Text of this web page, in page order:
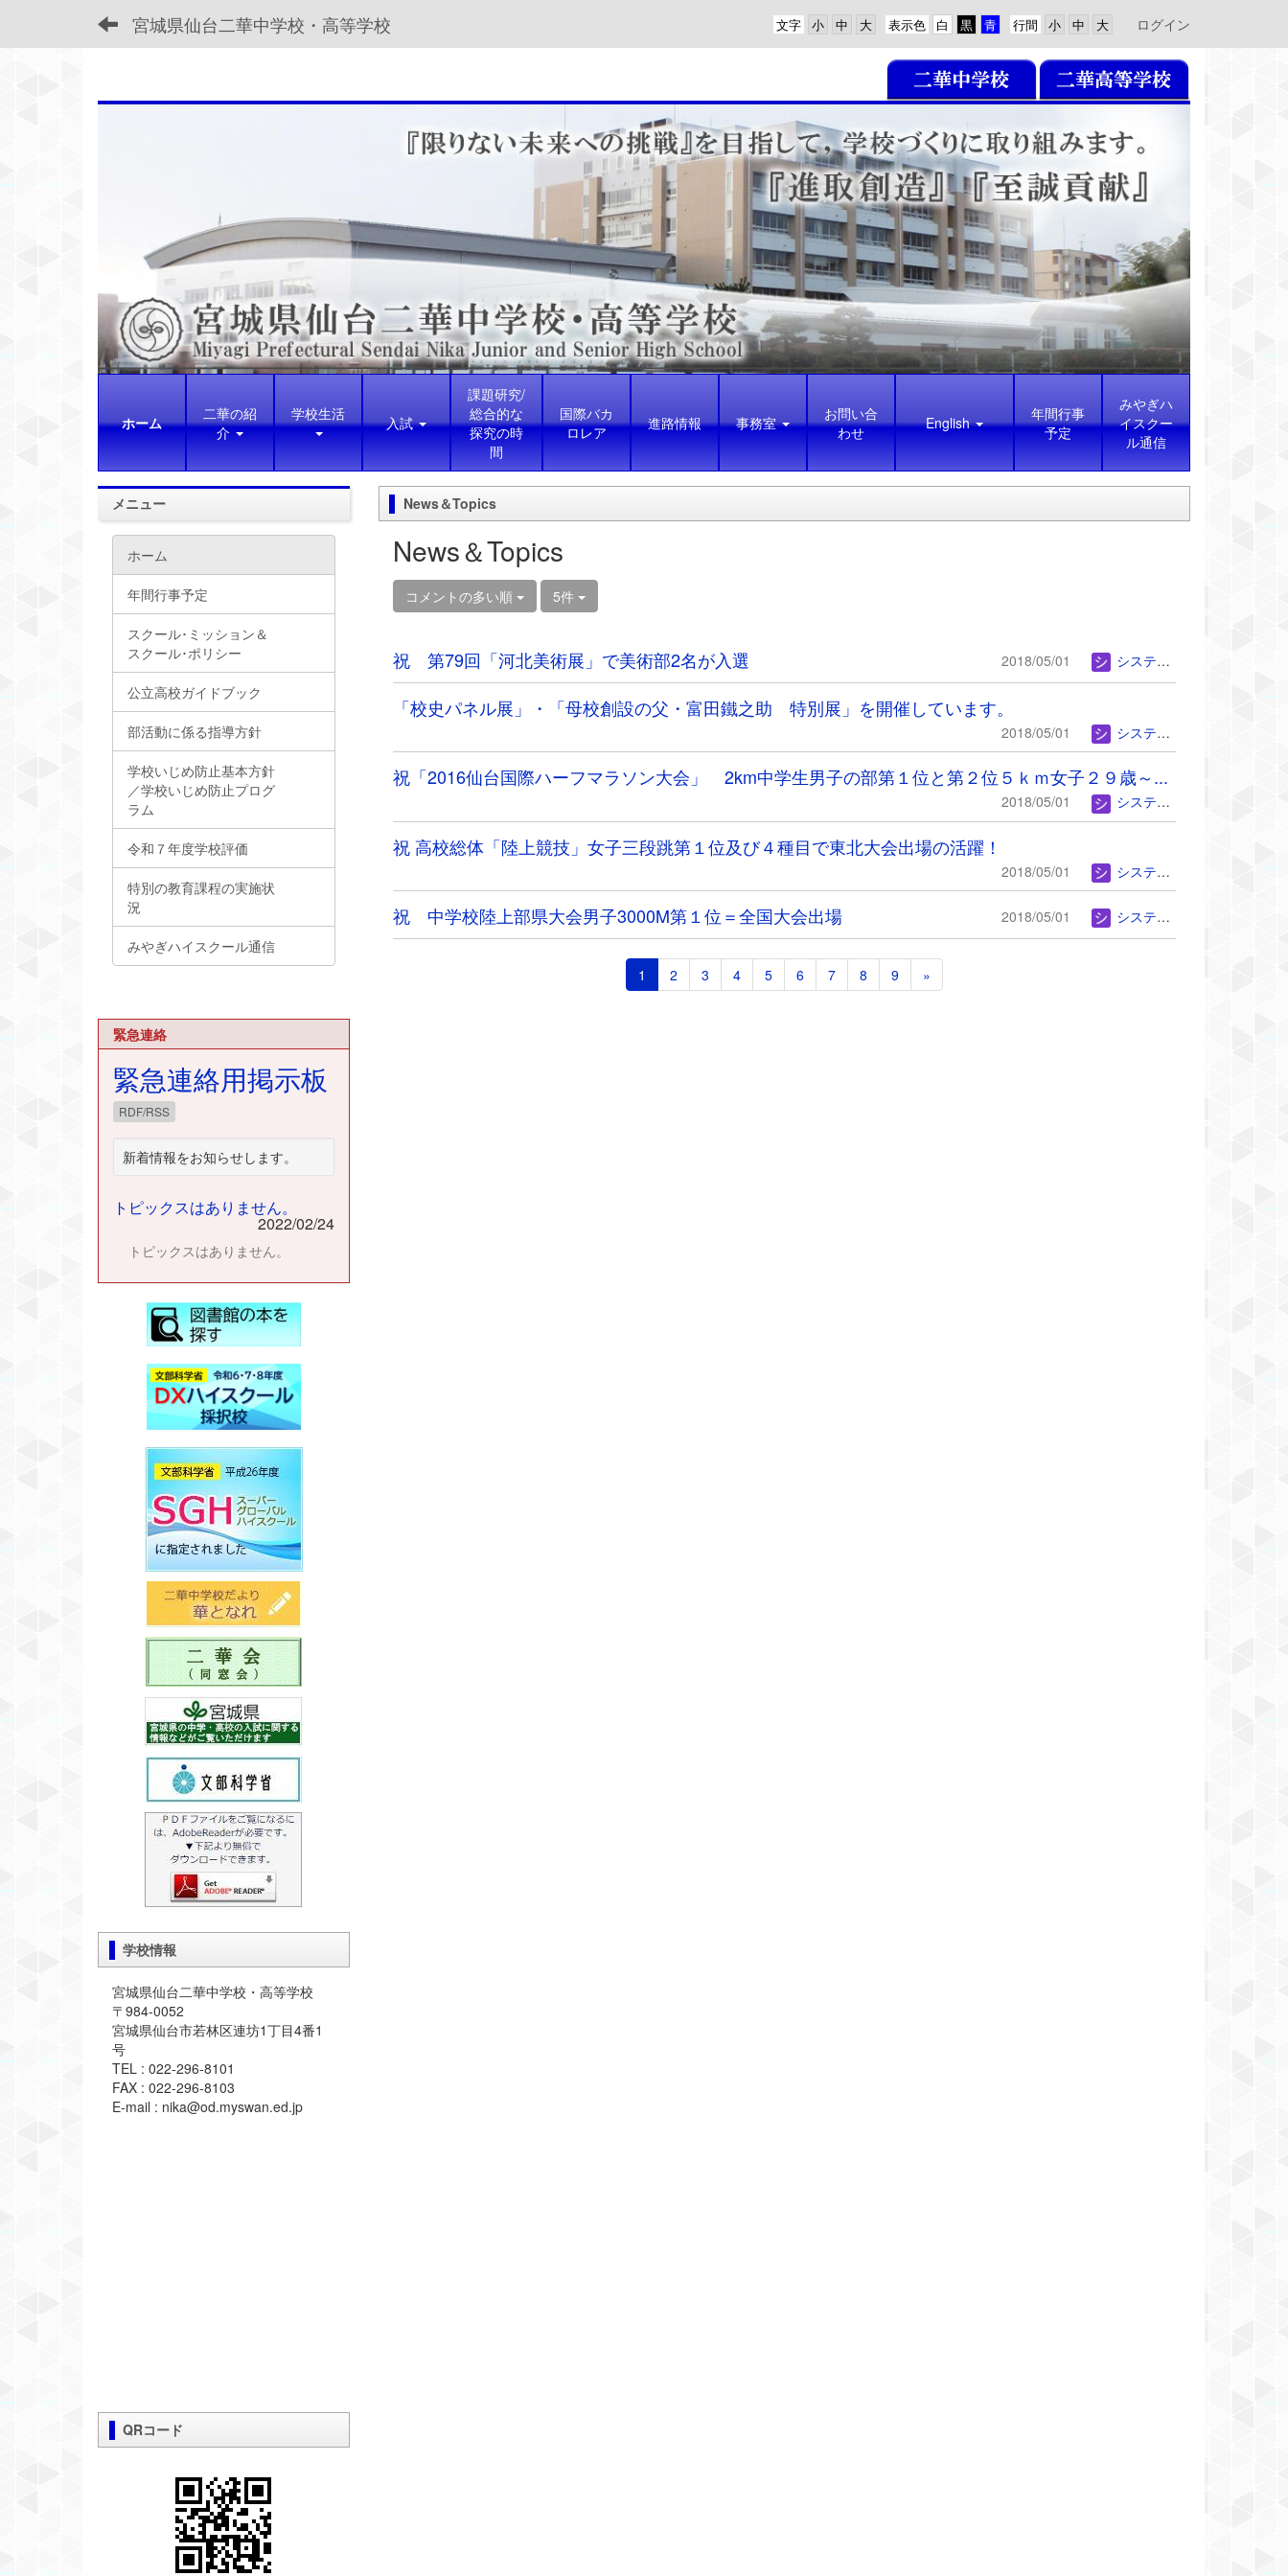
宮城県仙台二華中学校・高等学校 行間
表示色
文字 ログイン
ホーム
二華の紹
介
学校生活 入試
課題研究/
総合的な
探究の時
間
国際バカ
ロレア
進路情報 事務室
お問い合
わせ
English
年間行事
予定
みやぎハ
イスクー
ル通信
News＆Topics
News＆Topics
コメントの多い順 5件
祝 第79回「河北美術展」で美術部2名が入選 2018/05/01 システム管理者
「校史パネル展」・「母校創設の父・富田鐵之助 特別展」を開催しています。
2018/05/01 システム管理者
祝「2016仙台国際ハーフマラソン大会」 2km中学生男子の部第１位と第２位５ｋｍ女子２９歳～...
2018/05/01 システム管理者
祝 高校総体「陸上競技」女子三段跳第１位及び４種目で東北大会出場の活躍！
2018/05/01 システム管理者
祝 中学校陸上部県大会男子3000M第１位＝全国大会出場 2018/05/01 システム管理者
1 2 3 4 5 6 7 8 9 »
メニュー
ホーム
年間行事予定
スクール･ミッション＆
スクール･ポリシー
公立高校ガイドブック
部活動に係る指導方針
学校いじめ防止基本方針
／学校いじめ防止プログ
ラム
令和７年度学校評価
特別の教育課程の実施状
況
みやぎハイスクール通信
緊急連絡
緊急連絡用掲示板
RDF/RSS
新着情報をお知らせします。
トピックスはありません。
2022/02/24
トピックスはありません。
学校情報
宮城県仙台二華中学校・高等学校
〒984-0052
宮城県仙台市若林区連坊1丁目4番1
号
TEL : 022-296-8101
FAX : 022-296-8103
E-mail : nika@od.myswan.ed.jp
QRコード